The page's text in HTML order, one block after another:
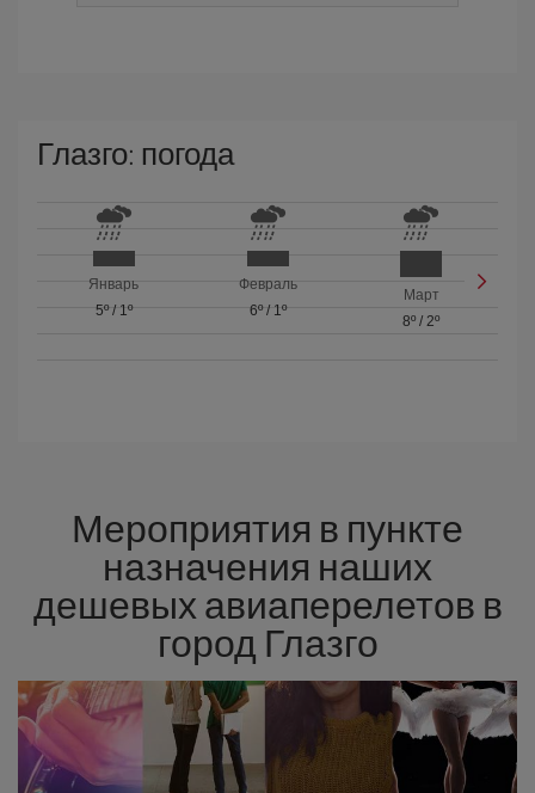
Глазго: погода
Январь
5º/ 1º
Февраль
6º/ 1º
Март
8º /2º
Мероприятия в пункте
назначения наших
дешевых авиаперелетов в
город Глазго